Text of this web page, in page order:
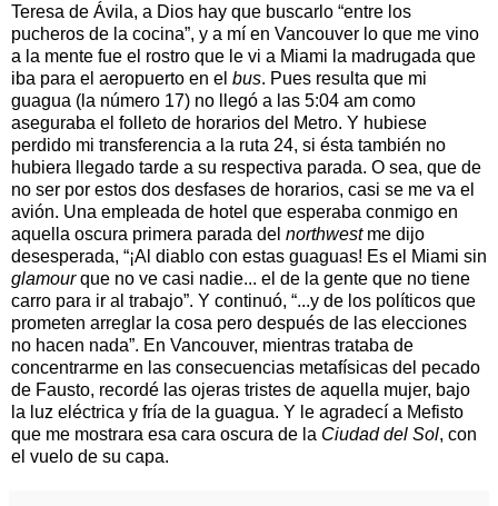
Teresa de Ávila, a Dios hay que buscarlo “entre los
pucheros de la cocina”, y a mí en Vancouver lo que me vino
a la mente fue el rostro que le vi a Miami la madrugada que
iba para el aeropuerto en el bus. Pues resulta que mi
guagua (la número 17) no llegó a las 5:04 am como
aseguraba el folleto de horarios del Metro. Y hubiese
perdido mi transferencia a la ruta 24, si ésta también no
hubiera llegado tarde a su respectiva parada. O sea, que de
no ser por estos dos desfases de horarios, casi se me va el
avión. Una empleada de hotel que esperaba conmigo en
aquella oscura primera parada del northwestme dijo
desesperada, “¡Al diablo con estas guaguas! Es el Miami sin
glamourque no ve casi nadie... el de la gente que no tiene
carro para ir al trabajo”. Y continuó, “...y de los políticos que
prometen arreglar la cosa pero después de las elecciones
no hacen nada”. En Vancouver, mientras trataba de
concentrarme en las consecuencias metafísicas del pecado
de Fausto, recordé las ojeras tristes de aquella mujer, bajo
la luz eléctrica y fría de la guagua. Y le agradecí a Mefisto
que me mostrara esa cara oscura de la Ciudad del Sol, con
el vuelo de su capa.